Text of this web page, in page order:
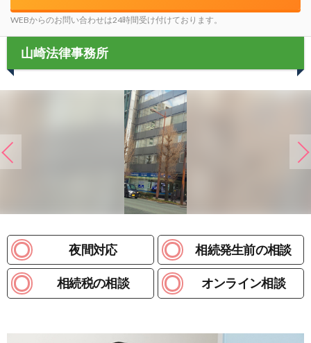
WEBからのお問い合わせは24時間受け付けております。
山崎法律事務所
夜間対応 相続発生前の相談
相続税の相談 オンライン相談